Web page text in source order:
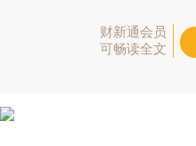
财新通会员
可畅读全文